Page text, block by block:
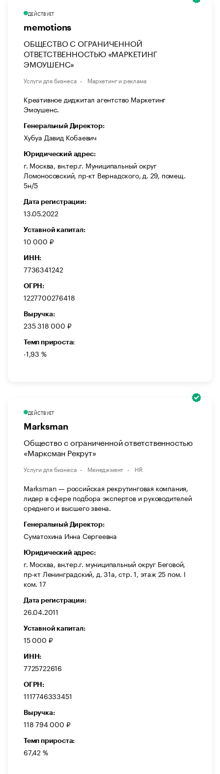
ДЕЙСТВУЕТ
memotions
ОБЩЕСТВО С ОГРАНИЧЕННОЙ
ОТВЕТСТВЕННОСТЬЮ «МАРКЕТИНГ
ЭМОУШЕНС»
Услуги для бизнеса Маркетинг и реклама
Креативное диджитал агентство Маркетинг
Эмоушенс.
Генеральный Директор:
Хубуа Давид Кобаевич
Юридический адрес:
г. Москва, вн.тер.г. Муниципальный округ
Ломоносовский, пр-кт Вернадского, д. 29, помещ.
5н/5
Дата регистрации:
13.05.2022
Уставной капитал:
10 000 ₽
ИНН:
7736341242
ОГРН:
1227700276418
Выручка:
235 318 000 ₽
Темп прироста:
-1,93 %
ДЕЙСТВУЕТ
Marksman
Общество с ограниченной ответственностью
«Марксман Рекрут»
Услуги для бизнеса Менеджмент HR
Marksman — российская рекрутинговая компания,
лидер в сфере подбора экспертов и руководителей
среднего и высшего звена.
Генеральный Директор:
Суматохина Инна Сергеевна
Юридический адрес:
г. Москва, вн.тер.г. муниципальный округ Беговой,
пр-кт Ленинградский, д. 31а, стр. 1, этаж 25 пом. I
ком. 17
Дата регистрации:
26.04.2011
Уставной капитал:
15 000 ₽
ИНН:
7725722616
ОГРН:
1117746333451
Выручка:
118 794 000 ₽
Темп прироста:
67,42 %